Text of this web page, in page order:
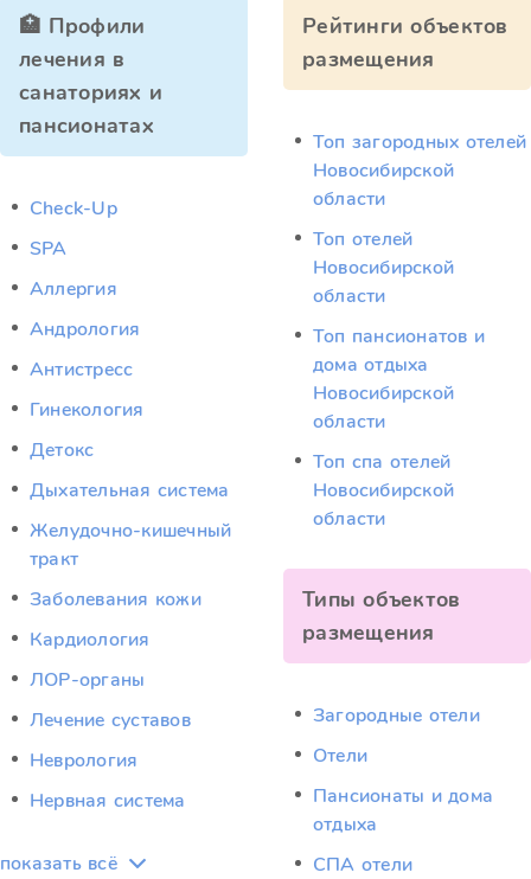
🏥 Профили
лечения в
санаториях и
пансионатах
Check-Up
SPA
Аллергия
Андрология
Антистресс
Гинекология
Детокс
Дыхательная система
Желудочно-кишечный
тракт
Заболевания кожи
Кардиология
ЛОР-органы
Лечение суставов
Неврология
Нервная система
показать всё
Рейтинги объектов
размещения
Топ загородных отелей
Новосибирской
области
Топ отелей
Новосибирской
области
Топ пансионатов и
дома отдыха
Новосибирской
области
Топ спа отелей
Новосибирской
области
Типы объектов
размещения
Загородные отели
Отели
Пансионаты и дома
отдыха
СПА отели